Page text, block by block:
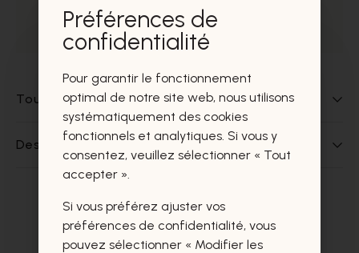
Prélèvement gratuit dans nos magasins
Tout sur ce produit
Des questions sur ce produit?
Ces produits vous intéresseront
certainement aussi.
Préférences de
confidentialité
Pour garantir le fonctionnement
optimal de notre site web, nous utilisons
systématiquement des cookies
fonctionnels et analytiques. Si vous y
consentez, veuillez sélectionner « Tout
accepter ».
Si vous préférez ajuster vos
préférences de confidentialité, vous
pouvez sélectionner « Modifier les